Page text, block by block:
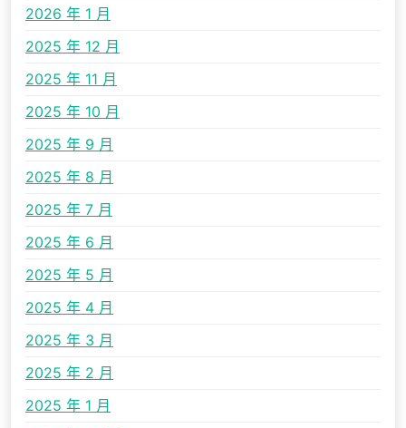
2026 年 1 月
2025 年 12 月
2025 年 11 月
2025 年 10 月
2025 年 9 月
2025 年 8 月
2025 年 7 月
2025 年 6 月
2025 年 5 月
2025 年 4 月
2025 年 3 月
2025 年 2 月
2025 年 1 月